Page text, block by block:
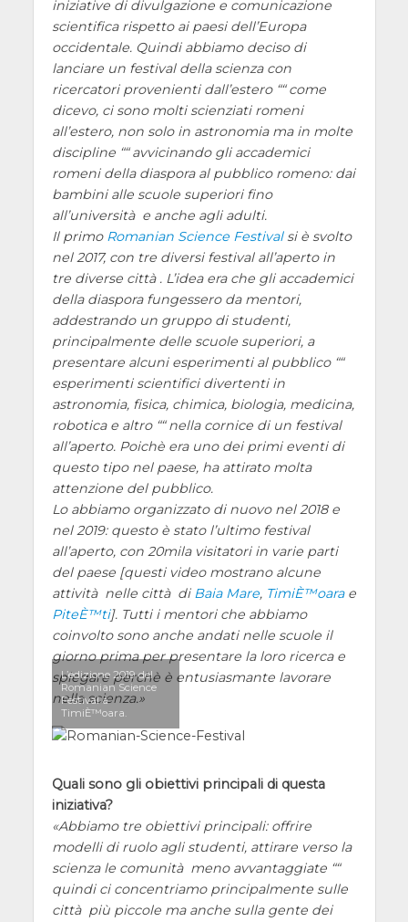
iniziative di divulgazione e comunicazione
scientifica rispetto ai paesi dell’Europa
occidentale. Quindi abbiamo deciso di
lanciare un festival della scienza con
ricercatori provenienti dall’estero ““ come
dicevo, ci sono molti scienziati romeni
all’estero, non solo in astronomia ma in molte
discipline ““ avvicinando gli accademici
romeni della diaspora al pubblico romeno: dai
bambini alle scuole superiori fino
all’università e anche agli adulti.
Il primo Romanian Science Festivalsi è svolto
nel 2017, con tre diversi festival all’aperto in
tre diverse città . L’idea era che gli accademici
della diaspora fungessero da mentori,
addestrando un gruppo di studenti,
principalmente delle scuole superiori, a
presentare alcuni esperimenti al pubblico ““
esperimenti scientifici divertenti in
astronomia, fisica, chimica, biologia, medicina,
robotica e altro ““ nella cornice di un festival
all’aperto. Poichè era uno dei primi eventi di
questo tipo nel paese, ha attirato molta
attenzione del pubblico.
Lo abbiamo organizzato di nuovo nel 2018 e
nel 2019: questo è stato l’ultimo festival
all’aperto, con 20mila visitatori in varie parti
del paese [questi video mostrano alcune
attività nelle città di Baia Mare, TimiÈ™oarae
PiteÈ™ti]. Tutti i mentori che abbiamo
coinvolto sono anche andati nelle scuole il
giorno prima per presentare la loro ricerca e
spiegare perchè è entusiasmante lavorare
nella scienza.
L’edizione 2019 del
Romanian Science
Festival a
TimiÈ™oara.
Quali sono gli obiettivi principali di questa
iniziativa?
Abbiamo tre obiettivi principali: offrire
modelli di ruolo agli studenti, attirare verso la
scienza le comunità meno avvantaggiate ““
quindi ci concentriamo principalmente sulle
città più piccole ma anche sulla gente dei